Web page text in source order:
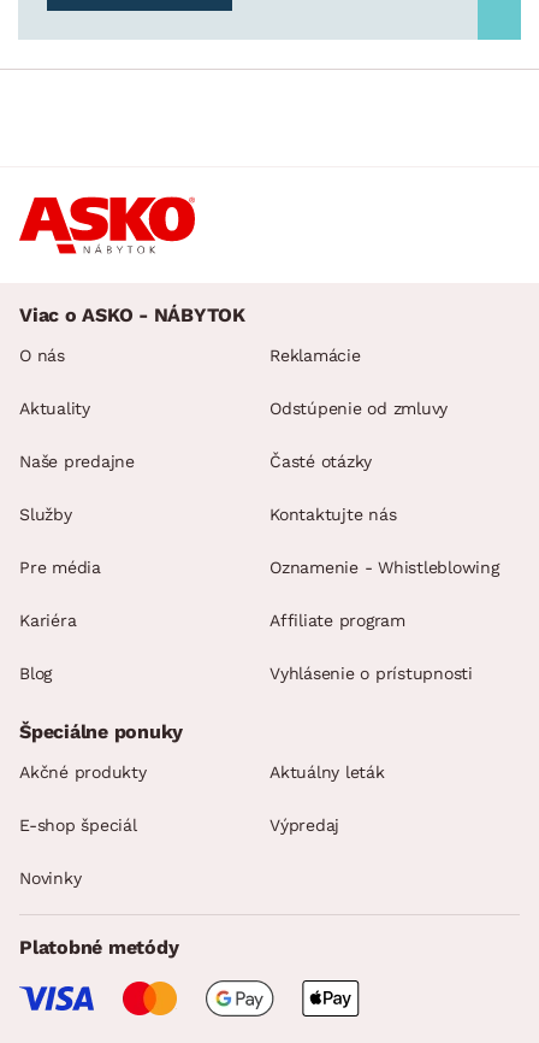
Viac o ASKO - NÁBYTOK
O nás
Aktuality
Naše predajne
Služby
Pre média
Kariéra
Blog
Reklamácie
Odstúpenie od zmluvy
Časté otázky
Kontaktujte nás
Oznamenie - Whistleblowing
Affiliate program
Vyhlásenie o prístupnosti
Špeciálne ponuky
Akčné produkty Aktuálny leták
E-shop špeciál Výpredaj
Novinky
Platobné metódy